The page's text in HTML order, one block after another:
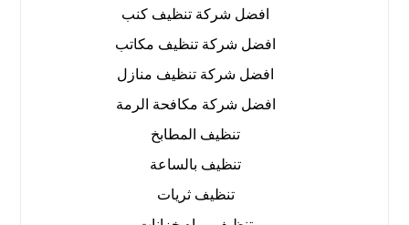
افضل شركة تنظيف كنب
افضل شركة تنظيف مكاتب
افضل شركة تنظيف منازل
افضل شركة مكافحة الرمة
تنظيف المطابخ
تنظيف بالساعة
تنظيف ثريات